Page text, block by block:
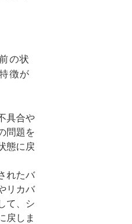
の状
徴が
具合や
問題を
態に戻
れたバ
リカバ
て、シ
戻しま